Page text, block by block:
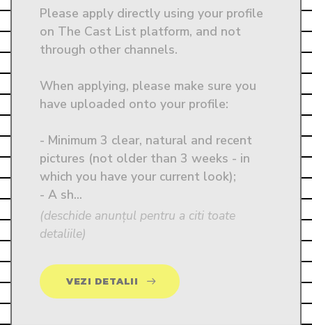
Please apply directly using your profile
on The Cast List platform, and not
through other channels.
When applying, please make sure you
have uploaded onto your profile:
- Minimum 3 clear, natural and recent
pictures (not older than 3 weeks - in
which you have your current look);
- A sh...
(deschide anunțul pentru a citi toate
detaliile)
VEZI DETALII